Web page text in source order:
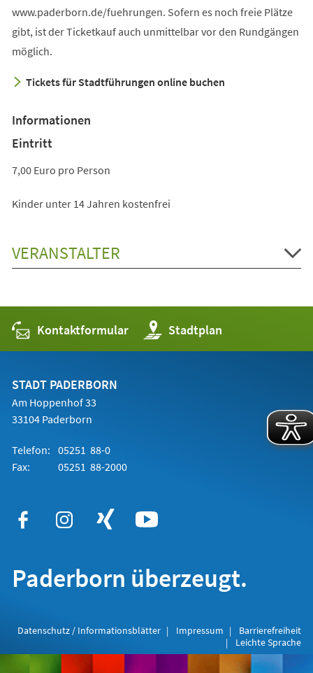
www.paderborn.de/fuehrungen. Sofern es noch freie Plätze
gibt, ist der Ticketkauf auch unmittelbar vor den Rundgängen
möglich.
Tickets für Stadtführungen online buchen
Informationen
Eintritt
7,00 Euro pro Person
Kinder unter 14 Jahren kostenfrei
VERANSTALTER
Kontaktformular Stadtplan
(Öffnet
in
einem
STADT PADERBORN
Am Hoppenhof 33
33104 Paderborn
Telefon: 05251 88-0
Fax:
05251 88-2000
Paderborn überzeugt.
Datenschutz / Informationsblätter Impressum
Barrierefreiheit
Leichte Sprache